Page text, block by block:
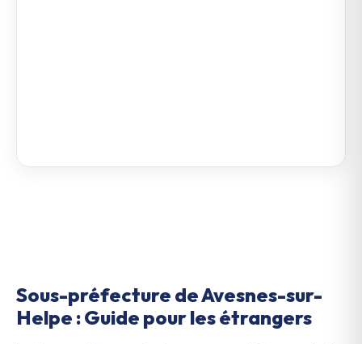
Sous-préfecture de Avesnes-sur-
Helpe : Guide pour les étrangers